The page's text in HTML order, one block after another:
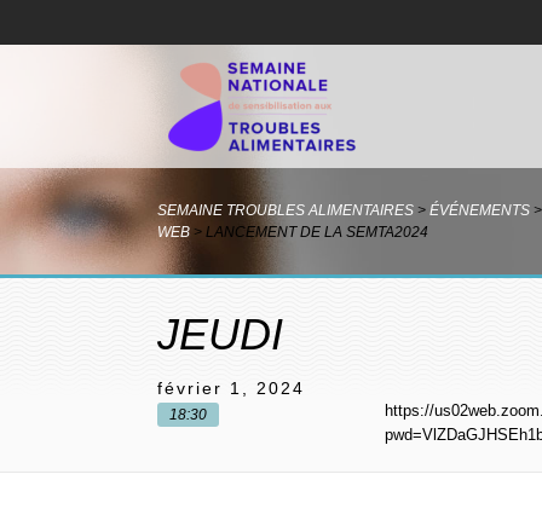
SEMAINE TROUBLES ALIMENTAIRES > ÉVÉNEMENTS >
WEB > LANCEMENT DE LA SEMTA2024
JEUDI
février 1, 2024
18:30
https://